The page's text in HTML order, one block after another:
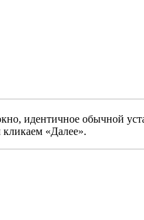
идентичное обычной
«Далее».